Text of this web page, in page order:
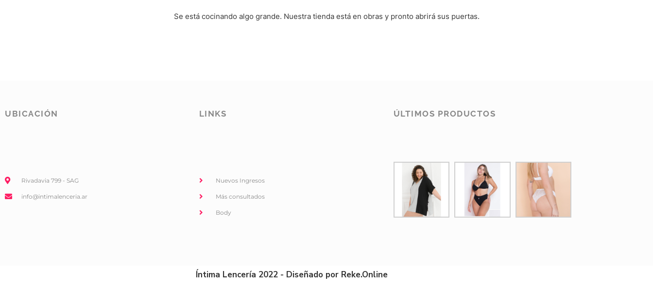
Se está cocinando algo grande. Nuestra tienda está en obras y pronto abrirá sus puertas.
UBICACIÓN
Rivadavia 799 - SAG
info@intimalenceria.ar
LINKS
Nuevos Ingresos
Más consultados
Body
ÚLTIMOS PRODUCTOS
Íntima Lencería 2022 - Diseñado por Reke.Online